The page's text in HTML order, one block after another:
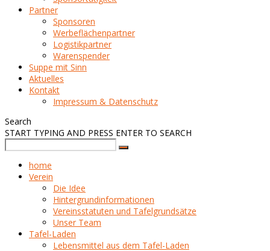
Partner
Sponsoren
Werbeflächenpartner
Logistikpartner
Warenspender
Suppe mit Sinn
Aktuelles
Kontakt
Impressum & Datenschutz
Search
START TYPING AND PRESS ENTER TO SEARCH
home
Verein
Die Idee
Hintergrundinformationen
Vereinsstatuten und Tafelgrundsätze
Unser Team
Tafel-Laden
Lebensmittel aus dem Tafel-Laden